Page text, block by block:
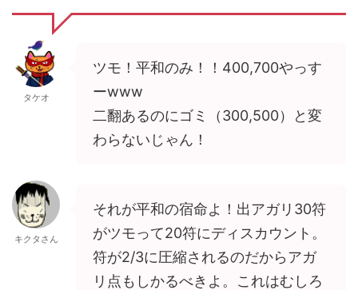
タケオ
ツモ！平和のみ！！400,700やっす
ーwww
二翻あるのにゴミ（300,500）と変
わらないじゃん！
キクタさん
それが平和の宿命よ！出アガリ30符
がツモって20符にディスカウント。
符が2/3に圧縮されるのだからアガ
リ点もしかるべきよ。これはむしろ